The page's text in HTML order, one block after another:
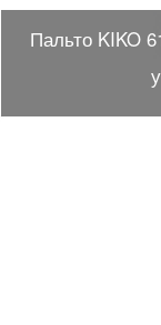
Пальто KIKO